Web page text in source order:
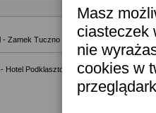
Masz
ciasteczek
nie
cookies w
Zamek Tuczno 2013
Hotel Podklasztorze 2012